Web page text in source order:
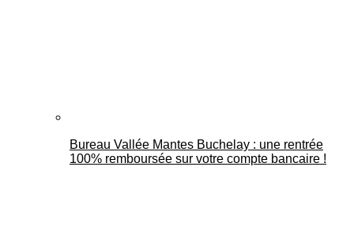
Bureau Vallée Mantes Buchelay : une rentrée
100% remboursée sur votre compte bancaire !